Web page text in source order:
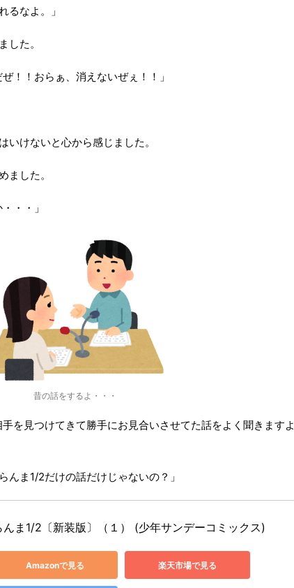
るなよ。」
した。
！！おらぁ、消えないぜぇ！！」
いけないと心から感じました。
ました。
・・」
昔の話をするよ・・・
を見つけてきて勝手にお見合いさせてた話をよく聞きますよ
んま1/2だけの話だけじゃないの？」
んま1/2〔新装版〕（１） (少年サンデーコミックス)
Amazonで見る 楽天市場で見る